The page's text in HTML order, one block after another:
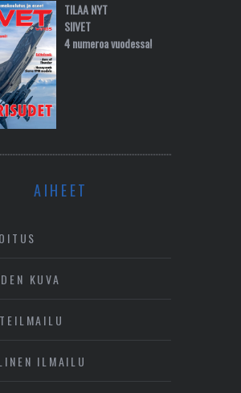
TILAA NYT
SIIVET
4 numeroa vuodessa!
AIHEET
KUVA
ILMAILU